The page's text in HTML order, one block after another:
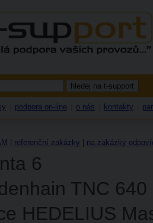
podpora on-line o nás kontakty
referenční zakázky na zakázky
6
TNC 640
HEDELIUS